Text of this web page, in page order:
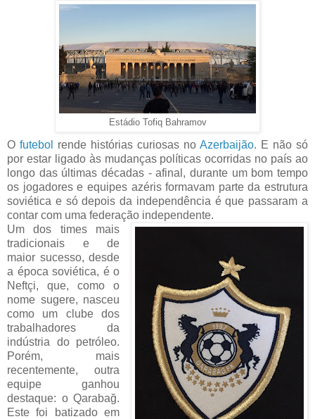
Estádio Tofiq Bahramov
O futebol rende histórias curiosas no Azerbaijão. E não só
por estar ligado às mudanças políticas ocorridas no país ao
longo das últimas décadas - afinal, durante um bom tempo
os jogadores e equipes azéris formavam parte da estrutura
soviética e só depois da independência é que passaram a
contar com uma federação independente.
Um dos times mais
tradicionais e de
maior sucesso, desde
a época soviética, é o
Neftçi, que, como o
nome sugere, nasceu
como um clube dos
trabalhadores da
indústria do petróleo.
Porém, mais
recentemente, outra
equipe ganhou
destaque: o Qarabağ.
Este foi batizado em